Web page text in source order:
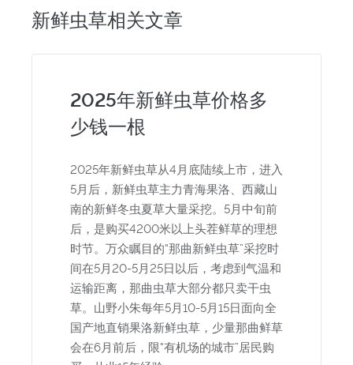
新鲜虫草相关文章
2025年新鲜虫草价格多
少钱一根
2025年新鲜虫草从4月底陆续上市，进入
5月后，新鲜虫草主力青海果洛、西藏山
南的新鲜冬虫夏草大量采挖。5月中旬前
后，是购买4200米以上头茬鲜草的理想
时节。万众瞩目的“那曲新鲜虫草”采挖时
间在5月20-5月25日以后，考虑到气温和
运输距离，那曲虫草大部分都只卖干虫
草。山野小朱每年5月10-5月15日面向全
国产地直销果洛新鲜虫草，少量那曲鲜草
会在6月前后，限“有机场的城市”居民购